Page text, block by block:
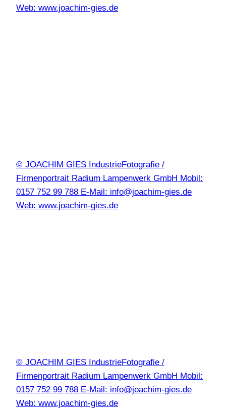
Web: www.joachim-gies.de
© JOACHIM GIES IndustrieFotografie /
Firmenportrait Radium Lampenwerk GmbH Mobil:
0157 752 99 788 E-Mail: info@joachim-gies.de
Web: www.joachim-gies.de
© JOACHIM GIES IndustrieFotografie /
Firmenportrait Radium Lampenwerk GmbH Mobil:
0157 752 99 788 E-Mail: info@joachim-gies.de
Web: www.joachim-gies.de